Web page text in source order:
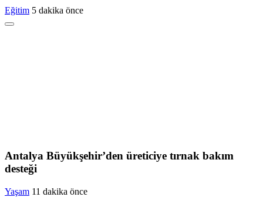
Eğitim 5 dakika önce
Antalya Büyükşehir’den üreticiye tırnak bakım
desteği
Yaşam 11 dakika önce